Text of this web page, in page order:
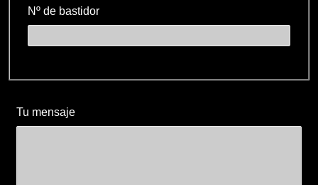
Nº de bastidor
Tu mensaje